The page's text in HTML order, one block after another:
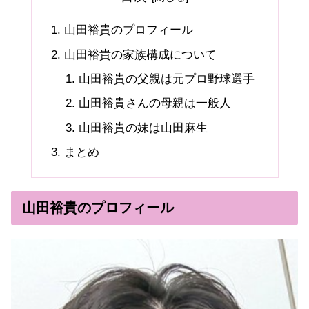
山田裕貴のプロフィール
山田裕貴の家族構成について
山田裕貴の父親は元プロ野球選手
山田裕貴さんの母親は一般人
山田裕貴の妹は山田麻生
まとめ
山田裕貴のプロフィール